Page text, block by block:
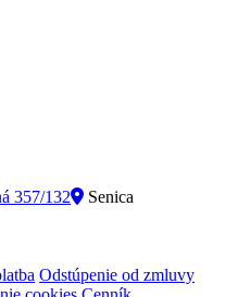
357/132
Senica
Odstúpenie od zmluvy